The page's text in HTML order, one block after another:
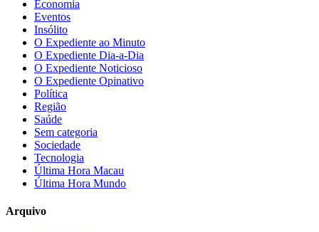
Economia
Eventos
Insólito
O Expediente ao Minuto
O Expediente Dia-a-Dia
O Expediente Noticioso
O Expediente Opinativo
Política
Região
Saúde
Sem categoria
Sociedade
Tecnologia
Última Hora Macau
Última Hora Mundo
Arquivo